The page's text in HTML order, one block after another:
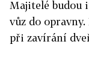
Majitelé budou
vůz do
při zavírání